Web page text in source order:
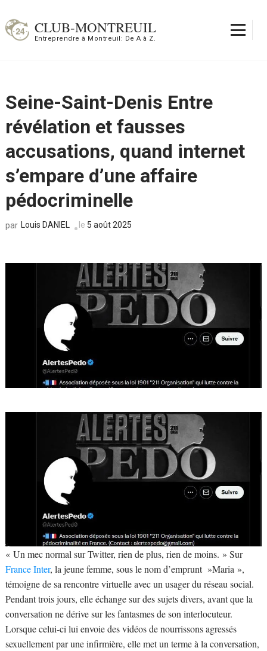
au
contenu
CLUB-MONTREUIL
Entreprendre à Montreuil: De A à Z.
Seine-Saint-Denis Entre
révélation et fausses
accusations, quand internet
s’empare d’une affaire
pédocriminelle
par Louis DANIEL le 5 août 2025
« Un mec normal sur Twitter, rien de plus, rien de moins. » Sur
France Inter, la jeune femme, sous le nom d’emprunt »Maria »,
témoigne de sa rencontre virtuelle avec un usager du réseau social.
Pendant trois jours, elle échange sur des sujets divers, avant que la
conversation ne dérive sur les fantasmes de son interlocuteur.
Lorsque celui-ci lui envoie des vidéos de nourrissons agressés
sexuellement par une infirmière, elle met un terme à la conversation,